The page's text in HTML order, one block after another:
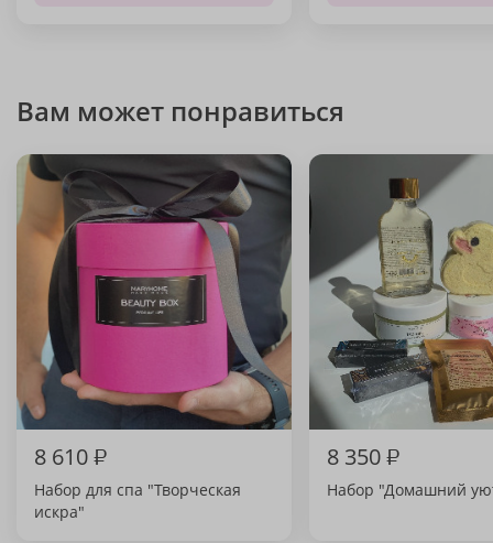
Вам может понравиться
8 610₽
Набор для спа "Творческая
искра"
8 350₽
Набор "Домашний